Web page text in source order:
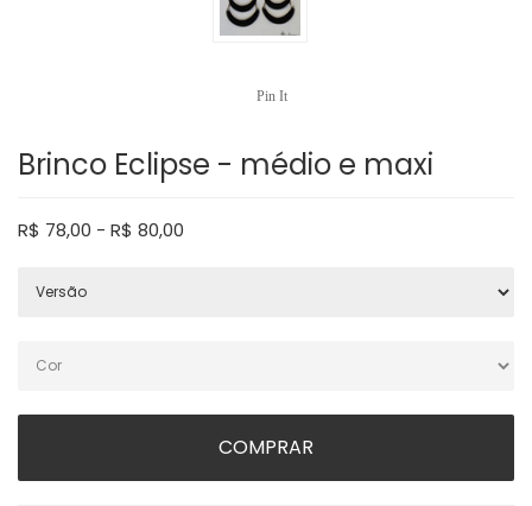
Pin It
Brinco Eclipse - médio e maxi
R$ 78,00 - R$ 80,00
COMPRAR